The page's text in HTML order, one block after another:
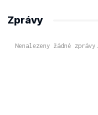
Zprávy
Nenalezeny žádné zprávy.